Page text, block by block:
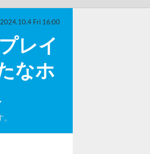
レイ
なホ
2024.10.4 Fri 16:00